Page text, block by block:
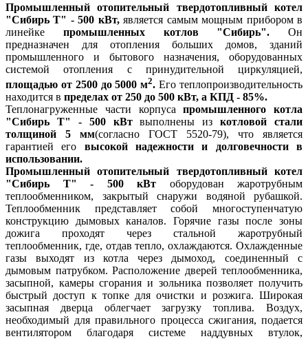
Промышленный отопительный твердотопливный котел
"Сибирь Т" - 500 кВт,является самым мощным прибором в
линейке промышленных котлов "Сибирь". Он
предназначен для отопления больших домов, зданий
промышленного и бытового назначения, оборудованных
системой отопления с принудительной циркуляцией,
площадью от 2500 до 5000 м2. Его теплопроизводительность
находится в пределах от 250 до 500 кВт, а КПД - 85%.
Теплонагруженные части корпусапромышленного котла
"Сибирь Т" - 500 кВтвыполнены изкотловой стали
толщиной 5 мм(согласно ГОСТ 5520-79), что является
гарантией его высокой надежности и долговечности в
использовании.
Промышленный отопительный твердотопливный котел
"Сибирь Т" - 500 кВт оборудован жаротрубным
теплообменником, закрытый снаружи водяной рубашкой.
Теплообменник представляет собой многоступенчатую
конструкцию дымовых каналов. Горячие газы после зоны
дожига проходят через стальной жаротрубный
теплообменник, где, отдав тепло, охлаждаются. Охлажденные
газы выходят из котла через дымоход, соединенный с
дымовым патрубком. Расположение дверей теплообменника,
засыпной, камеры сгорания и зольника позволяет получить
быстрый доступ к топке для очистки и розжига. Широкая
засыпная дверца облегчает загрузку топлива. Воздух,
необходимый для правильного процесса сжигания, подается
вентилятором благодаря системе наддувных втулок,